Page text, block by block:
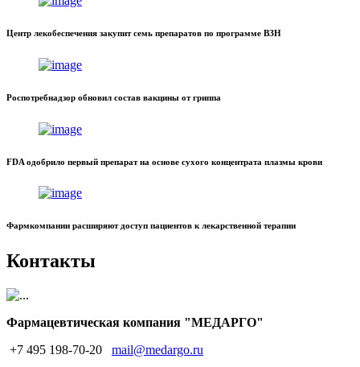
Центр лекобеспечения закупит семь препаратов по программе ВЗН
Роспотребнадзор обновил состав вакцины от гриппа
FDA одобрило первый препарат на основе сухого концентрата плазмы крови
Фармкомпании расширяют доступ пациентов к лекарственной терапии
Контакты
Фармацевтическая компания "МЕДАРГО"
+7 495 198-70-20
mail@medargo.ru